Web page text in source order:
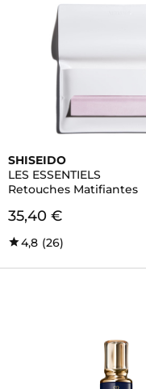
SHISEIDO
LES ESSENTIELS
Retouches Matifiantes
35,40 €
4,8 (26)